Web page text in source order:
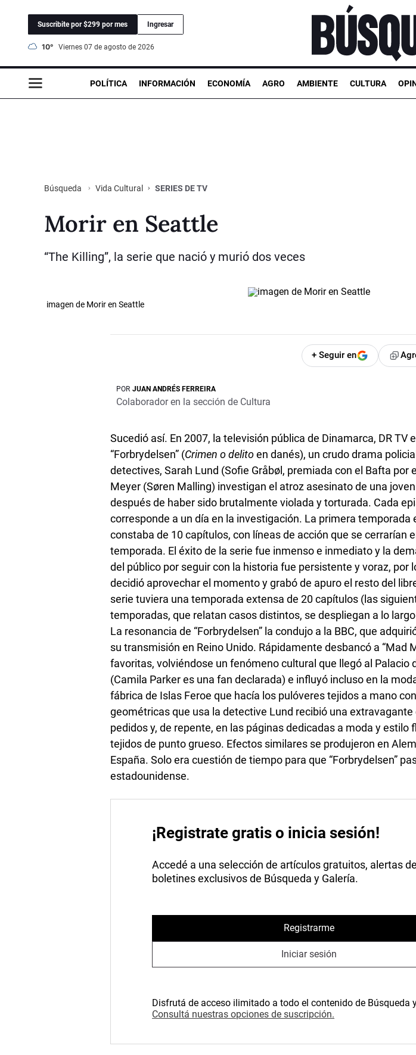
Suscribite por $299 por mes Ingresar
10° viernes 07 de agosto de 2026
POLÍTICA INFORMACIÓN ECONOMÍA AGRO AMBIENTE CULTURA
Búsqueda Vida Cultural SERIES DE TV
Morir en Seattle
“The Killing”, la serie que nació y murió dos veces
imagen de Morir en Seattle
+ Seguir en
POR JUAN ANDRÉS FERREIRA
Colaborador en la sección de Cultura
Sucedió así. En 2007, la televisión pública de Dinamarca, DR TV
“Forbrydelsen” (Crimen o delitoen danés), un crudo drama
detectives, Sarah Lund (Sofie Gråbøl, premiada con el Bafta por
Meyer (Søren Malling) investigan el atroz asesinato de una
después de haber sido brutalmente violada y torturada. Cada
corresponde a un día en la investigación. La primera temporada
constaba de 10 capítulos, con líneas de acción que se cerrarían
temporada. El éxito de la serie fue inmenso e inmediato y la
del público por seguir con la historia fue persistente y voraz, por
decidió aprovechar el momento y grabó de apuro el resto del
serie tuviera una temporada extensa de 20 capítulos (las
temporadas, que relatan casos distintos, se despliegan a lo
La resonancia de “Forbrydelsen” la condujo a la BBC, que
su transmisión en Reino Unido. Rápidamente desbancó a “Mad
favoritas, volviéndose un fenómeno cultural que llegó al Palacio
(Camila Parker es una fan declarada) e influyó incluso en la
fábrica de Islas Feroe que hacía los pulóveres tejidos a mano
geométricas que usa la detective Lund recibió una extravagante
pedidos y, de repente, en las páginas dedicadas a moda y estilo
tejidos de punto grueso. Efectos similares se produjeron en
España. Solo era cuestión de tiempo para que “Forbrydelsen”
estadounidense.
¡Registrate gratis o inicia sesión!
Accedé a una selección de artículos gratuitos, alertas
boletines exclusivos de Búsqueda y Galería.
Registrarme
Iniciar sesión
Disfrutá de acceso ilimitado a todo el contenido de Búsqueda
Consultá nuestras opciones de suscripción.